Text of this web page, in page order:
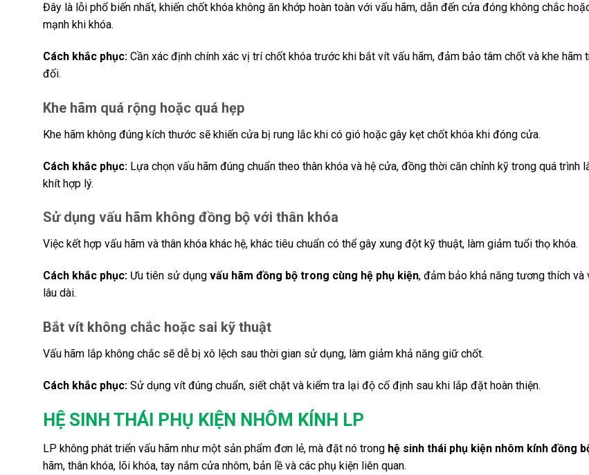
Đây là lỗi phổ biến nhất, khiến chốt khóa không ăn khớp hoàn toàn với vấu hãm, dẫn đến cửa đóng không chắc
mạnh khi khóa.
Cách khắc phục: Cần xác định chính xác vị trí chốt khóa trước khi bắt vít vấu hãm, đảm bảo tâm chốt và khe hãm
đối.
Khe hãm quá rộng hoặc quá hẹp
Khe hãm không đúng kích thước sẽ khiến cửa bị rung lắc khi có gió hoặc gây kẹt chốt khóa khi đóng cửa.
Cách khắc phục: Lựa chọn vấu hãm đúng chuẩn theo thân khóa và hệ cửa, đồng thời căn chỉnh kỹ trong quá
khít hợp lý.
Sử dụng vấu hãm không đồng bộ với thân khóa
Việc kết hợp vấu hãm và thân khóa khác hệ, khác tiêu chuẩn có thể gây xung đột kỹ thuật, làm giảm tuổi thọ khóa.
Cách khắc phục: Ưu tiên sử dụng vấu hãm đồng bộ trong cùng hệ phụ kiện, đảm bảo khả năng tương thích và
lâu dài.
Bắt vít không chắc hoặc sai kỹ thuật
Vấu hãm lắp không chắc sẽ dễ bị xô lệch sau thời gian sử dụng, làm giảm khả năng giữ chốt.
Cách khắc phục: Sử dụng vít đúng chuẩn, siết chặt và kiểm tra lại độ cố định sau khi lắp đặt hoàn thiện.
HỆ SINH THÁI PHỤ KIỆN NHÔM KÍNH LP
LP không phát triển vấu hãm như một sản phẩm đơn lẻ, mà đặt nó trong hệ sinh thái phụ kiện nhôm kính đồng
hãm, thân khóa, lõi khóa, tay nắm cửa nhôm, bản lề và các phụ kiện liên quan.